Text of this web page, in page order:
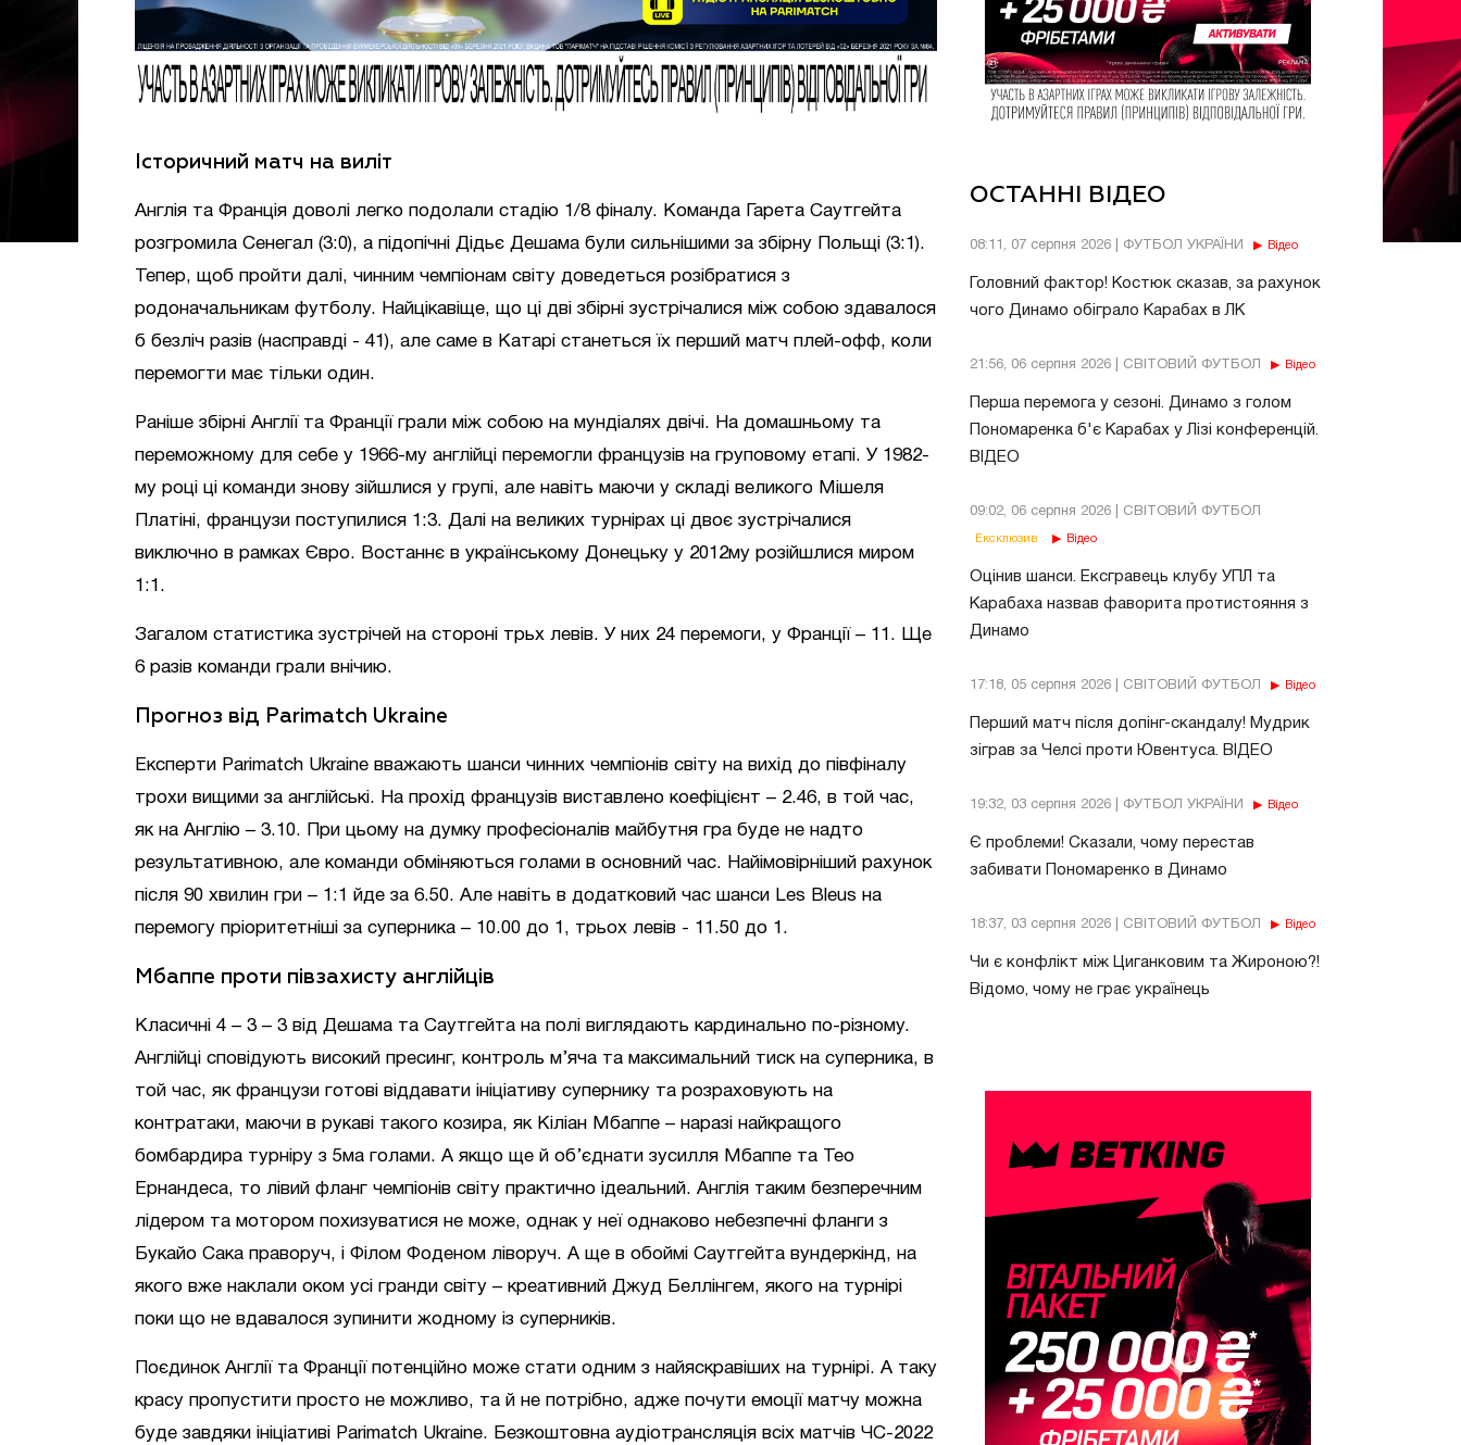
ОСТАННІ ВІДЕО
08:11, 07 серпня 2026 | ФУТБОЛ УКРАЇНИ Відео
Головний фактор! Костюк сказав, за рахунок
чого Динамо обіграло Карабах в ЛК
21:56, 06 серпня 2026 | СВІТОВИЙ ФУТБОЛ Відео
Перша перемога у сезоні. Динамо з голом
Пономаренка б'є Карабах у Лізі конференцій.
ВІДЕО
09:02, 06 серпня 2026 | СВІТОВИЙ ФУТБОЛ
Ексклюзив Відео
Оцінив шанси. Ексгравець клубу УПЛ та
Карабаха назвав фаворита протистояння з
Динамо
17:18, 05 серпня 2026 | СВІТОВИЙ ФУТБОЛ Відео
Перший матч після допінг-скандалу! Мудрик
зіграв за Челсі проти Ювентуса. ВІДЕО
19:32, 03 серпня 2026 | ФУТБОЛ УКРАЇНИ Відео
Є проблеми! Сказали, чому перестав
забивати Пономаренко в Динамо
18:37, 03 серпня 2026 | СВІТОВИЙ ФУТБОЛ Відео
Чи є конфлікт між Циганковим та Жироною?!
Відомо, чому не грає українець
Історичний матч на виліт
Англія та Франція доволі легко подолали стадію 1/8 фіналу. Команда Гарета Саутгейта
розгромила Сенегал (3:0), а підопічні Дідьє Дешама були сильнішими за збірну Польщі (3:1).
Тепер, щоб пройти далі, чинним чемпіонам світу доведеться розібратися з
родоначальникам футболу. Найцікавіще, що ці дві збірні зустрічалися між собою здавалося
б безліч разів (насправді - 41), але саме в Катарі станеться їх перший матч плей-офф, коли
перемогти має тільки один.
Раніше збірні Англії та Франції грали між собою на мундіалях двічі. На домашньому та
переможному для себе у 1966-му англійці перемогли французів на груповому етапі. У 1982-
му році ці команди знову зійшлися у групі, але навіть маючи у складі великого Мішеля
Платіні, французи поступилися 1:3. Далі на великих турнірах ці двоє зустрічалися
виключно в рамках Євро. Востаннє в українському Донецьку у 2012му розійшлися миром
1:1.
Загалом статистика зустрічей на стороні трьх левів. У них 24 перемоги, у Франції – 11. Ще
6 разів команди грали внічию.
Прогноз від Parimatch Ukraine
Експерти Parimatch Ukraine вважають шанси чинних чемпіонів світу на вихід до півфіналу
трохи вищими за англійські. На прохід французів виставлено коефіцієнт – 2.46, в той час,
як на Англію – 3.10. При цьому на думку професіоналів майбутня гра буде не надто
результативною, але команди обміняються голами в основний час. Найімовірніший рахунок
після 90 хвилин гри – 1:1 йде за 6.50. Але навіть в додатковий час шанси Les Bleus на
перемогу пріоритетніші за суперника – 10.00 до 1, трьох левів - 11.50 до 1.
Мбаппе проти півзахисту англійців
Класичні 4 – 3 – 3 від Дешама та Саутгейта на полі виглядають кардинально по-різному.
Англійці сповідують високий пресинг, контроль м’яча та максимальний тиск на суперника, в
той час, як французи готові віддавати ініціативу супернику та розраховують на
контратаки, маючи в рукаві такого козира, як Кіліан Мбаппе – наразі найкращого
бомбардира турніру з 5ма голами. А якщо ще й об’єднати зусилля Мбаппе та Тео
Ернандеса, то лівий фланг чемпіонів світу практично ідеальний. Англія таким безперечним
лідером та мотором похизуватися не може, однак у неї однаково небезпечні фланги з
Букайо Сака праворуч, і Філом Фоденом ліворуч. А ще в обоймі Саутгейта вундеркінд, на
якого вже наклали оком усі гранди світу – креативний Джуд Беллінгем, якого на турнірі
поки що не вдавалося зупинити жодному із суперників.
Поєдинок Англії та Франції потенційно може стати одним з найяскравіших на турнірі. А таку
красу пропустити просто не можливо, та й не потрібно, адже почути емоції матчу можна
буде завдяки ініціативі Parimatch Ukraine. Безкоштовна аудіотрансляція всіх матчів ЧС-2022